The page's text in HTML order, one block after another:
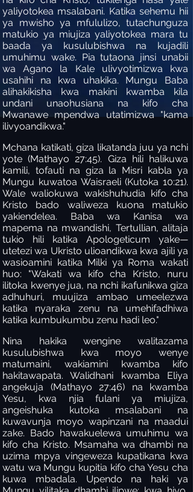
yaliyotokea msalabani. Katika sehemu hii
ya mwisho ya mfululizo, tutachunguza
matukio ya miujiza yaliyotokea mara tu
baada ya kusulubishwa na kujadili
umuhimu wake. Pia tutaona jinsi unabii
wa Agano la Kale ulivyotimizwa kwa
usahihi na kwa uhakika. Mungu Baba
alihakikisha kwa makini kwamba kila
undani unaohusiana na kifo cha
Mwanawe mpendwa utatimizwa "kama
ilivyoandikwa."
Mchana katikati, giza likatanda juu ya nchi
yote (Mathayo 27:45). Giza hili halikuwa
kamili, tofauti na giza la Misri kabla ya
Mungu kuwatoa Waisraeli (Kutoka 10:21).
Wale waliokuwa wakishuhudia kifo cha
Kristo bado waliweza kuona matukio
yakiendelea. Baba wa Kanisa wa
mapema na mwandishi, Tertullian, alitaja
tukio hili katika Apologeticum yake—
utetezi wa Ukristo ulioandikwa kwa ajili ya
wasioamini katika Milki ya Roma wakati
huo: "Wakati wa kifo cha Kristo, nuru
ilitoka kwenye jua, na nchi ikafunikwa giza
adhuhuri, muujiza ambao umeelezwa
katika nyaraka zenu na umehifadhiwa
katika kumbukumbu zenu hadi leo."
Nina hakika wengine walitazama
kusulubishwa kwa moyo wenye
matumaini, wakiamini kwamba kifo
hakitawapata. Walidhani kwamba Eliya
angekuja (Mathayo 27:46) na kwamba
Yesu, kwa njia fulani ya miujiza,
angeishuka kutoka msalabani na
kuwavunja moyo wapinzani na maadui
zake. Bado hawakuelewa umuhimu wa
kifo cha Kristo. Msamaha wa dhambi na
uzima mpya vingeweza kupatikana kwa
watu wa Mungu kupitia kifo cha Yesu cha
kuwa mbadala. Upendo na haki ya